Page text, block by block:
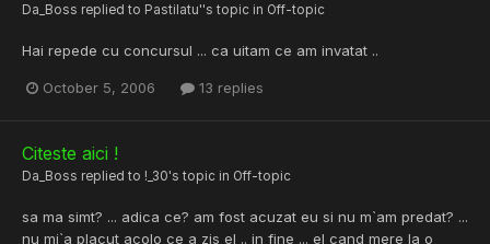
Da_Boss replied to Pastilatu''s topic in Off-topic
Hai repede cu concursul ... ca uitam ce am invatat ..
October 5, 2006 13 replies
Citeste aici !
Da_Boss replied to !_30's topic in Off-topic
sa ma simt? ... adica ce? am fost acuzat eu si nu m`am predat? ...
nu mi`a placut acolo ce a zis el .. in fine ... el cand mere la o